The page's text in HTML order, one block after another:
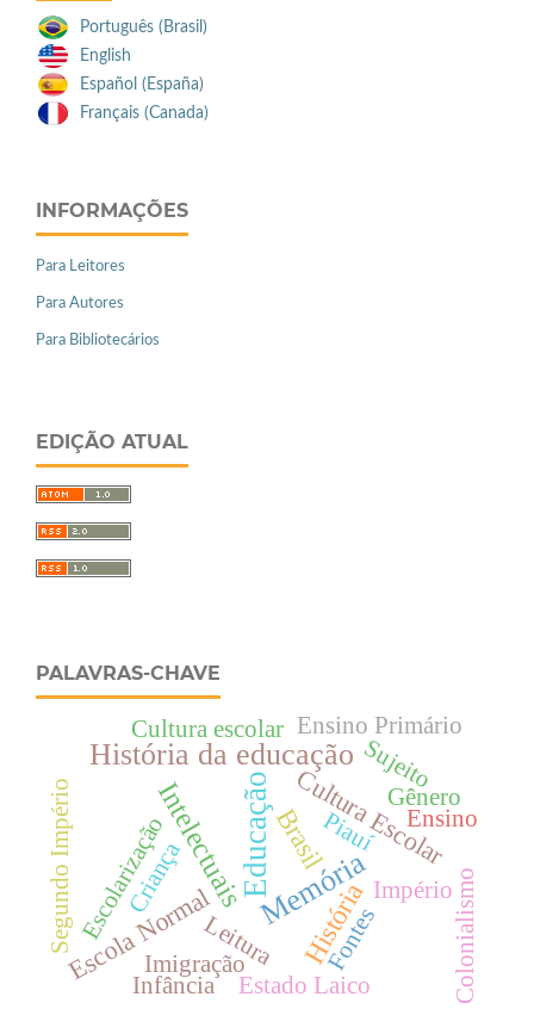
Português (Brasil)
English
Español (España)
Français (Canada)
INFORMAÇÕES
Para Leitores
Para Autores
Para Bibliotecários
EDIÇÃO ATUAL
PALAVRAS-CHAVE
Educação
História da educação
Memória
Intelectuais
História
Brasil
Cultura Escolar
Escola Normal Império
Gênero
Escolarização
Cultura escolar
Leitura
Sujeito
Fontes Colonialismo
Piauí
Ensino Primário
Ensino
Imigração
Estado Laico
Segundo Império Criança
Infância